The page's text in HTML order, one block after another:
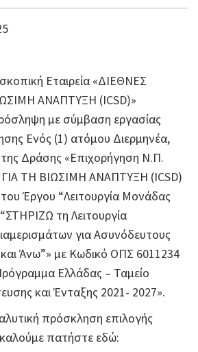
Εταιρεία «ΔΙΕΘΝΕΣ
ΑΝΑΠΤΥΞΗ (ICSD)»
με σύμβαση εργασίας
Ενός (1) ατόμου Διερμηνέα,
Δράσης «Επιχορήγηση Ν.Π.
ΤΗ ΒΙΩΣΙΜΗ ΑΝΑΠΤΥΞΗ (ICSD)
Έργου “Λειτουργία Μονάδας
τη Λειτουργία
για Ασυνόδευτους
Άνω”» με Κωδικό ΟΠΣ 6011234
Ελλάδας – Ταμείο
και Ένταξης 2021- 2027».
πρόσκληση επιλογής
πατήστε εδώ: